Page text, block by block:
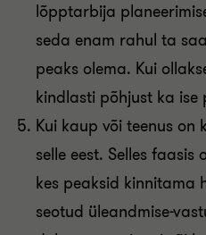
lõpptarbija
seda enam rahul ta
peaks olema. Kui
kindlasti põhjust ka ise
Kui kaup või teenus
selle eest. Selles
kes peaksid kinnitama
seotud üleandmise-